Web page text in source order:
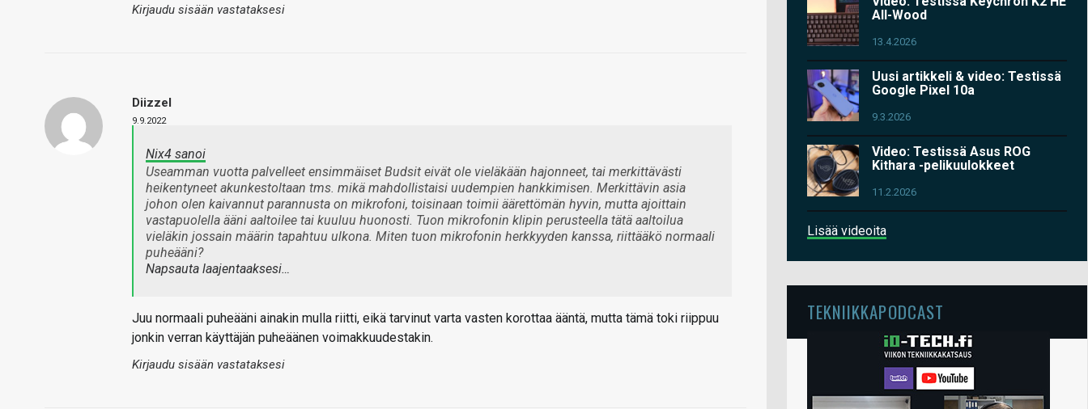
Kirjaudu sisään vastataksesi
Diizzel
9.9.2022
Nix4 sanoi
Useamman vuotta palvelleet ensimmäiset Budsit eivät ole vieläkään hajonneet, tai merkittävästi
heikentyneet akunkestoltaan tms. mikä mahdollistaisi uudempien hankkimisen. Merkittävin asia
johon olen kaivannut parannusta on mikrofoni, toisinaan toimii äärettömän hyvin, mutta ajoittain
vastapuolella ääni aaltoilee tai kuuluu huonosti. Tuon mikrofonin klipin perusteella tätä aaltoilua
vieläkin jossain määrin tapahtuu ulkona. Miten tuon mikrofonin herkkyyden kanssa, riittääkö normaali
puheääni?
Napsauta laajentaaksesi…
Juu normaali puheääni ainakin mulla riitti, eikä tarvinut varta vasten korottaa ääntä, mutta tämä toki riippuu
jonkin verran käyttäjän puheäänen voimakkuudestakin.
Kirjaudu sisään vastataksesi
All-Wood
13.4.2026
Uusi artikkeli & video: Testissä
Google Pixel 10a
9.3.2026
Video: Testissä Asus ROG
Kithara -pelikuulokkeet
11.2.2026
Lisää videoita
TEKNIIKKAPODCAST